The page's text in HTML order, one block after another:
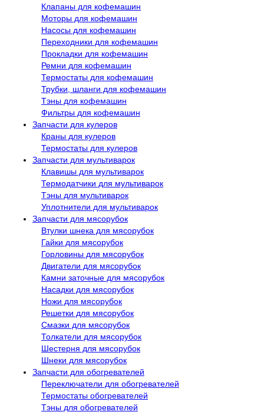
Клапаны для кофемашин
Моторы для кофемашин
Насосы для кофемашин
Переходники для кофемашин
Прокладки для кофемашин
Ремни для кофемашин
Термостаты для кофемашин
Трубки, шланги для кофемашин
Тэны для кофемашин
Фильтры для кофемашин
Запчасти для кулеров
Краны для кулеров
Термостаты для кулеров
Запчасти для мультиварок
Клавишы для мультиварок
Термодатчики для мультиварок
Тэны для мультиварок
Уплотнители для мультиварок
Запчасти для мясорубок
Втулки шнека для мясорубок
Гайки для мясорубок
Горловины для мясорубок
Двигатели для мясорубок
Камни заточные для мясорубок
Насадки для мясорубок
Ножи для мясорубок
Решетки для мясорубок
Смазки для мясорубок
Толкатели для мясорубок
Шестерня для мясорубок
Шнеки для мясорубок
Запчасти для обогревателей
Переключатели для обогревателей
Термостаты обогревателей
Тэны для обогревателей